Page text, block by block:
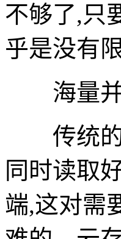
不够了,只
乎是没有
海量并
传统的
同时读取
端,这对需